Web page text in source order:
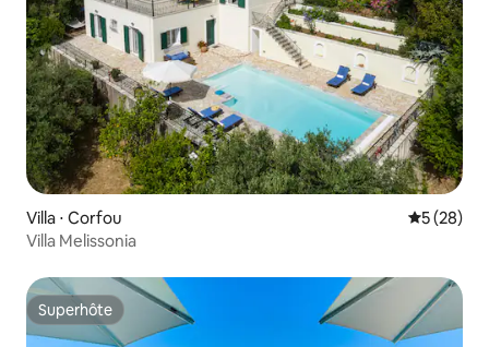
Villa ⋅ Corfou
5 (28)
Villa Melissonia
Superhôte
Superhôte